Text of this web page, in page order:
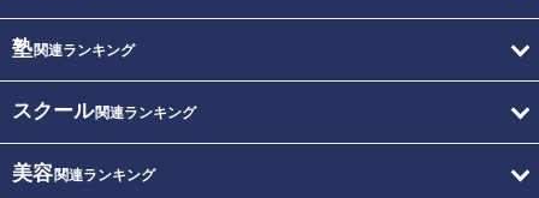
塾関連ランキング
スクール関連ランキング
美容関連ランキング